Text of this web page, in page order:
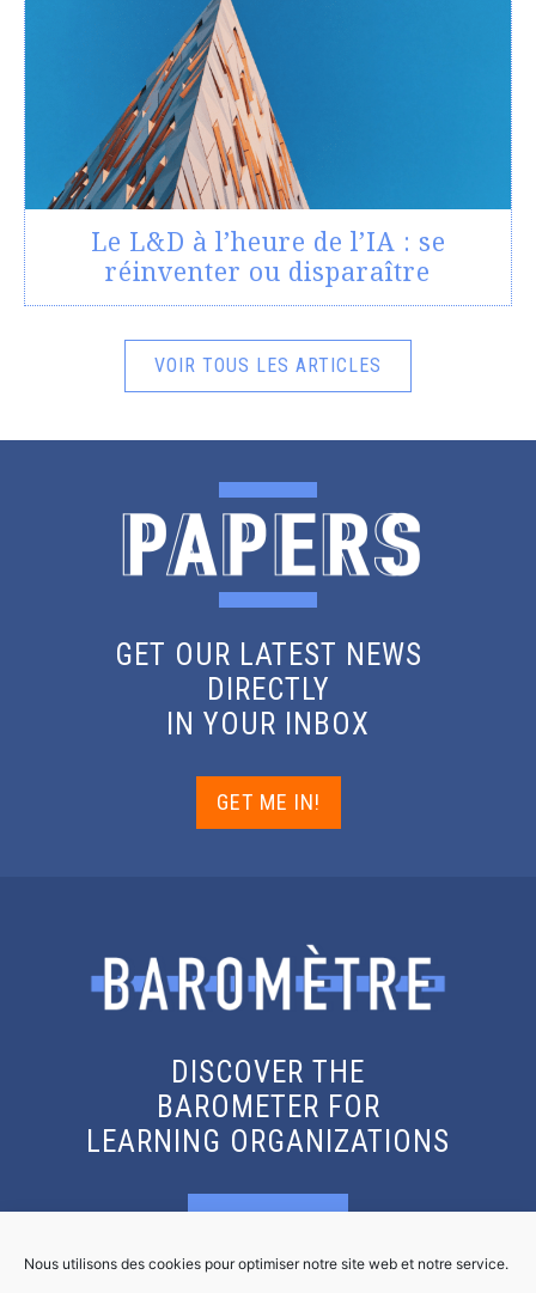
Nous utilisons des cookies pour optimiser notre site web et notre service.
Le L&D à l’heure de l’IA : se
réinventer ou disparaître
VOIR TOUS LES ARTICLES
GET OUR LATEST NEWS
DIRECTLY
IN YOUR INBOX
GET ME IN!
DISCOVER THE
BAROMETER FOR
LEARNING ORGANIZATIONS
KNOW MORE